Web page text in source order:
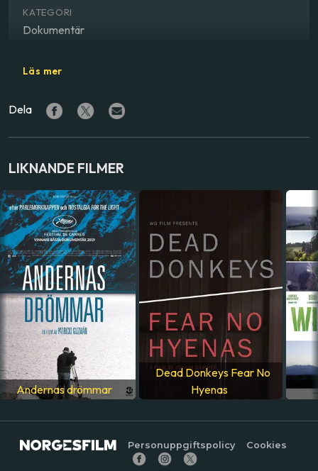
KATEGORI
Dokumentär
Natur
REGISSÖR
Frankrike
SPRÅK
Franska,Engelska
Läs mer
Dela
LIKNANDE FILMER
Andernas drömmar
Dead Donkeys Fear No
Hyenas
Personuppgiftspolicy Cookies